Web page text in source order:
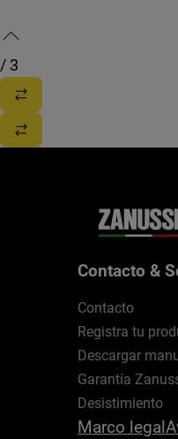
/ 3
Contacto &
Contacto
Registra tu
Descargar
Garantía
Desistimiento
Marco legal